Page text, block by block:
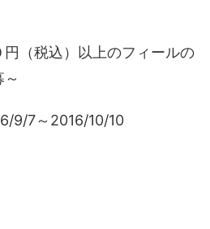
（税込）以上のフィールの
9/7～2016/10/10